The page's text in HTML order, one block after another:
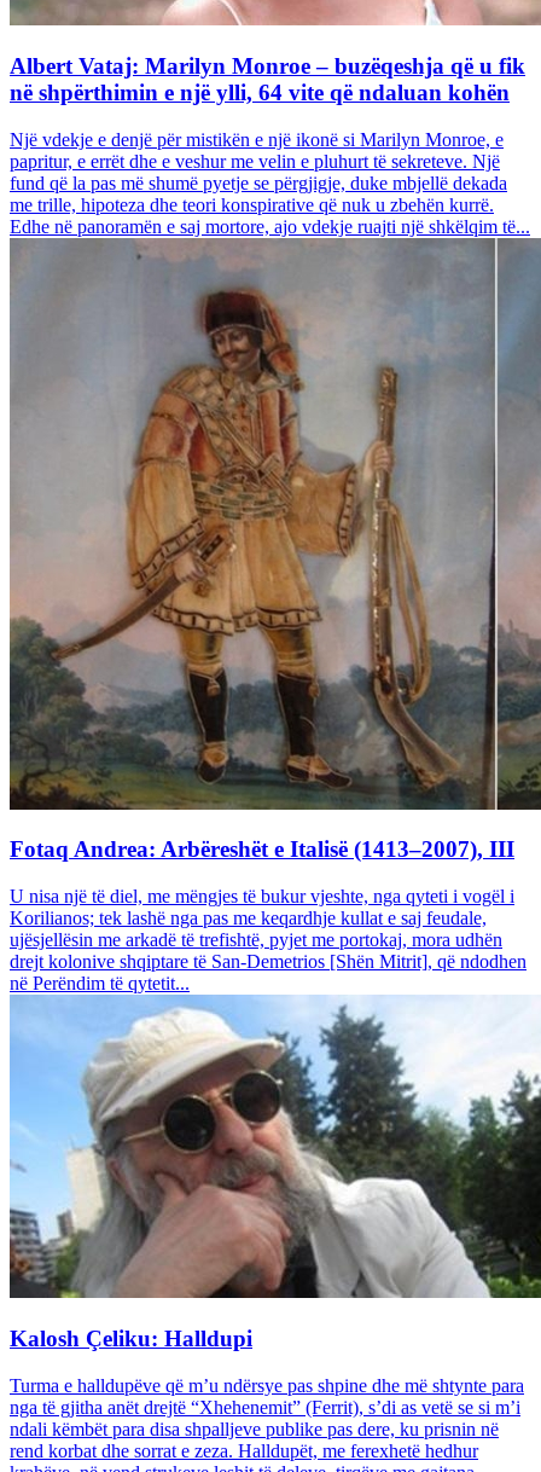
Albert Vataj: Marilyn Monroe – buzëqeshja që u fik
në shpërthimin e një ylli, 64 vite që ndaluan kohën
Një vdekje e denjë për mistikën e një ikonë si Marilyn Monroe, e
papritur, e errët dhe e veshur me velin e pluhurt të sekreteve. Një
fund që la pas më shumë pyetje se përgjigje, duke mbjellë dekada
me trille, hipoteza dhe teori konspirative që nuk u zbehën kurrë.
Edhe në panoramën e saj mortore, ajo vdekje ruajti një shkëlqim të...
Fotaq Andrea: Arbëreshët e Italisë (1413–2007), III
U nisa një të diel, me mëngjes të bukur vjeshte, nga qyteti i vogël i
Korilianos; tek lashë nga pas me keqardhje kullat e saj feudale,
ujësjellësin me arkadë të trefishtë, pyjet me portokaj, mora udhën
drejt kolonive shqiptare të San-Demetrios [Shën Mitrit], që ndodhen
në Perëndim të qytetit...
Kalosh Çeliku: Halldupi
Turma e halldupëve që m’u ndërsye pas shpine dhe më shtynte para
nga të gjitha anët drejtë “Xhehenemit” (Ferrit), s’di as vetë se si m’i
ndali këmbët para disa shpalljeve publike pas dere, ku prisnin në
rend korbat dhe sorrat e zeza. Halldupët, me ferexhetë hedhur